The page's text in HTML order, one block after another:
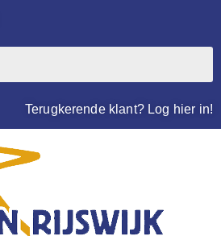
Terugkerende klant? Log hier in!